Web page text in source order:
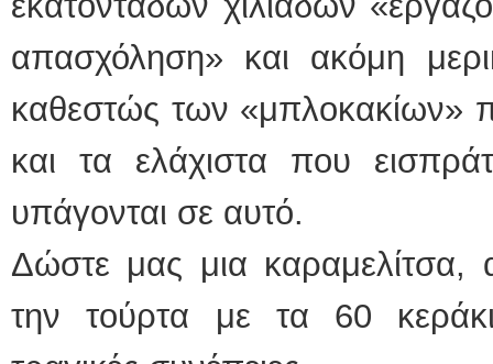
απασχόληση» και ακόμη
καθεστώς των «μπλοκακίων»
και τα ελάχιστα που
υπάγονται σε αυτό.
Δώστε μας μια
την τούρτα με τα 60